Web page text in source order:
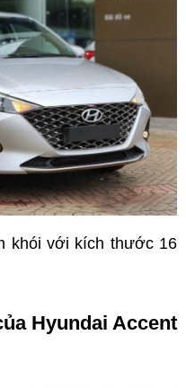
khói với kích thước 16
Hyundai Accent